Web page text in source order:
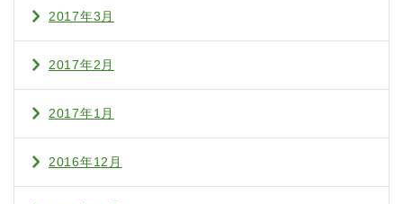
2017年3月
2017年2月
2017年1月
2016年12月